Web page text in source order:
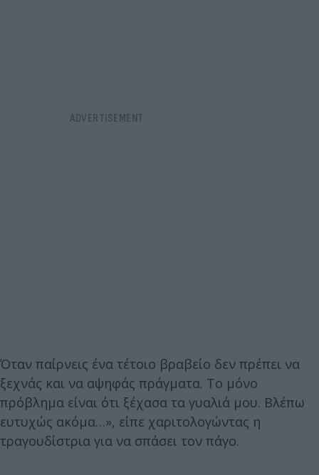
Όταν παίρνεις ένα τέτοιο βραβείο δεν πρέπει να
ξεχνάς και να αψηφάς πράγματα. Το μόνο
πρόβλημα είναι ότι ξέχασα τα γυαλιά μου. Βλέπω
ευτυχώς ακόμα…», είπε χαριτολογώντας η
τραγουδίστρια για να σπάσει τον πάγο.